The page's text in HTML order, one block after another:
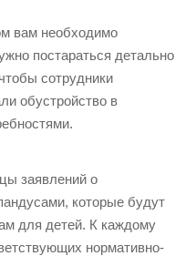
вам необходимо
постараться детально
сотрудники
обустройство в
заявлений о
которые будут
для детей. К каждому
нормативно-